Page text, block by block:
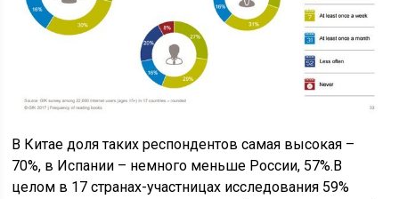
В Китае доля таких респондентов самая высокая –
70%, в Испании – немного меньше России, 57%.В
целом в 17 странах-участницах исследования 59%